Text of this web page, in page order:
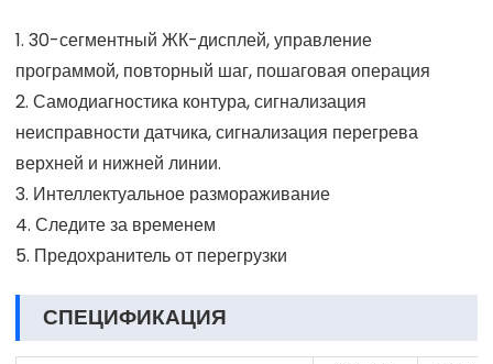
1. 30-сегментный ЖК-дисплей, управление
программой, повторный шаг, пошаговая операция
2. Самодиагностика контура, сигнализация
неисправности датчика, сигнализация перегрева
верхней и нижней линии.
3. Интеллектуальное размораживание
4. Следите за временем
5. Предохранитель от перегрузки
СПЕЦИФИКАЦИЯ